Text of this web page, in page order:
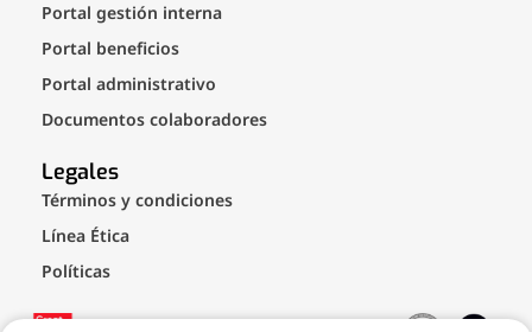
Portal gestión interna
Portal beneficios
Portal administrativo
Documentos colaboradores
Legales
Términos y condiciones
Línea Ética
Políticas